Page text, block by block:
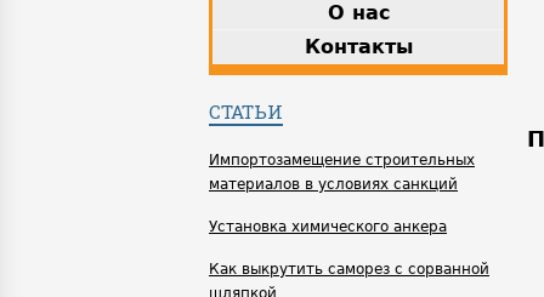
О нас
Контакты
СТАТЬИ
Импортозамещение строительных
материалов в условиях санкций
Установка химического анкера
Как выкрутить саморез с сорванной
шляпкой